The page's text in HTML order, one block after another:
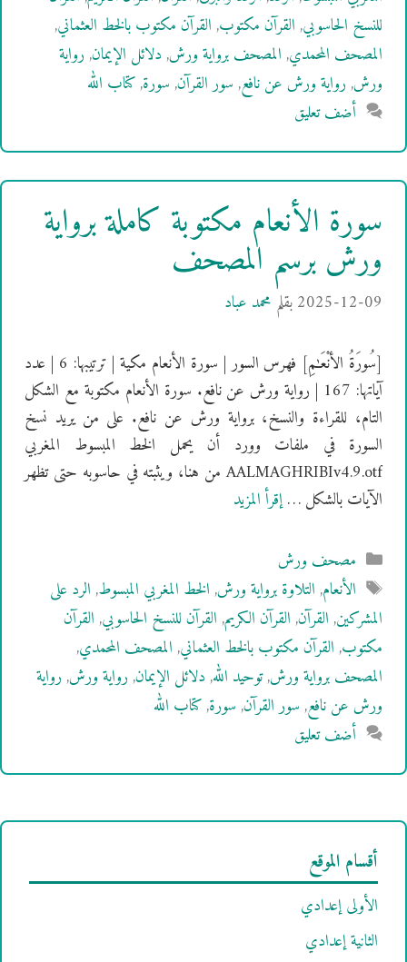
للنسخ الحاسوبي,القرآن مكتوب,القرآن مكتوب بالخط العثماني,
المصحف المحمدي,المصحف برواية ورش,دلائل الإيمان,رواية
ورش,رواية ورش عن نافع,سور القرآن,سورة,كتاب الله
أضف تعليق
سورة الأنعام مكتوبة كاملة برواية
ورش برسم المصحف
2025-12-09بقلم محمد عباد
[سُورَةُ الأنْعَـٰمِ] فهرس السور | سورة الأنعام مكية | ترتيبها: 6 | عدد
آياتها: 167 | رواية ورش عن نافع. سورة الأنعام مكتوبة مع الشكل
التام، للقراءة والنسخ، برواية ورش عن نافع. على من يريد نسخ
السورة في ملفات وورد أن يحمل الخط المبسوط المغربي
AALMAGHRIBIv4.9.otf من هنا، ويثبته في حاسوبه حتى تظهر
الآيات بالشكل …إقرأ المزيد
التصنيفات
مصحف ورش
الوسوم
الأنعام,التلاوة برواية ورش,الخط المغربي المبسوط,الرد على
المشركين,القرآن,القرآن الكريم,القرآن للنسخ الحاسوبي,القرآن
مكتوب,القرآن مكتوب بالخط العثماني,المصحف المحمدي,
المصحف برواية ورش,توحيد الله,دلائل الإيمان,رواية ورش,رواية
ورش عن نافع,سور القرآن,سورة,كتاب الله
أضف تعليق
أقسام الموقع
الأولى إعدادي
الثانية إعدادي